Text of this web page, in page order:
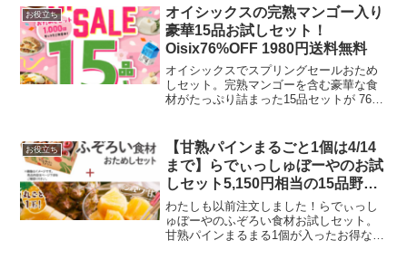
リのフッターにある「＋投稿」ボタンを
押...
お役立ち
オイシックスの完熟マンゴー入り
豪華15品お試しセット！
Oisix76%OFF 1980円送料無料
オイシックスでスプリングセールおため
しセット。完熟マンゴーを含む豪華な食
材がたっぷり詰まった15品セットが 76%
入できるのは今だけです。スプリング
セ...
お役立ち
【甘熟パインまるごと1個は4/14
まで】らでぃっしゅぼーやのお試
しセット5,150円相当の15品野菜
+甘熟パイン入り1980円送料無
料！
わたしも以前注文しました！らでぃっし
ゅぼーやのふぞろい食材お試しセット。
甘熟パインまるまる1個が入ったお得なセ